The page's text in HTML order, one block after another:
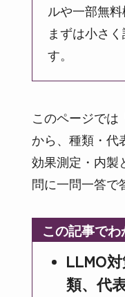
ルや一部無料
まずは小さ
す。
このページでは
から、種類・代
効果測定・内製
問に一問一答で
この記事でわ
LLMO
類、代